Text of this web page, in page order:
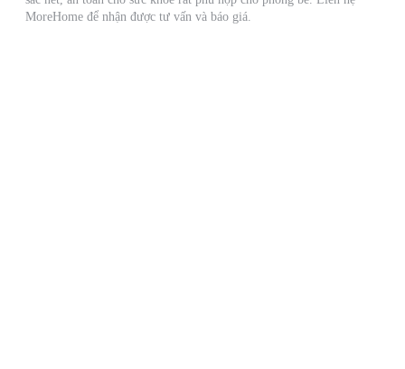
MoreHome để nhận được tư vấn và báo giá.